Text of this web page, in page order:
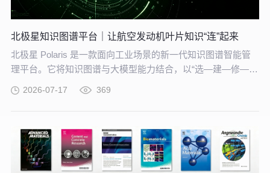
北极星知识图谱平台｜让航空发动机叶片知识“连”起来
北极星 Polaris 是一款面向工业场景的新一代知识图谱智能管
理平台。它将知识图谱与大模型能力结合，以“选—建—修—
的知识网络。
2026-07-17 369